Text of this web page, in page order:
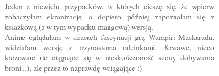
Jeden z niewielu przypadków, w których cieszę się, że wpierw
zobaczyłam ekranizację, a dopiero później zapoznałam się z
ksiażkową (a w tym wypadku mangową) wersją.
Anime oglądałam w czasach fascynacji grą Wampir: Maskarada,
widziałam wersję z trzynastoma odcinkami. Krwawe, nieco
kiczowate (te ciągnące się w nieskończoność sceny dobywania
broni...), ale przez to naprawdę wciągające :)